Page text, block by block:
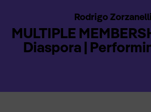
Rodrigo Zorzanelli
MULTIPLE
Diaspora |